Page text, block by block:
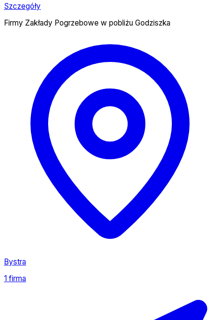
Szczegóły
Firmy Zakłady Pogrzebowe w pobliżu Godziszka
Bystra
1 firma